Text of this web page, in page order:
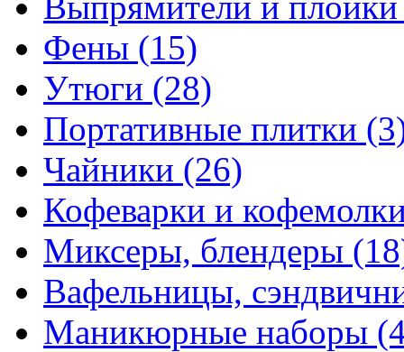
Фены (15)
Утюги (28)
Портативные плитки
Чайники (26)
Кофеварки и
Миксеры, блендеры
Вафельницы,
Маникюрные наборы